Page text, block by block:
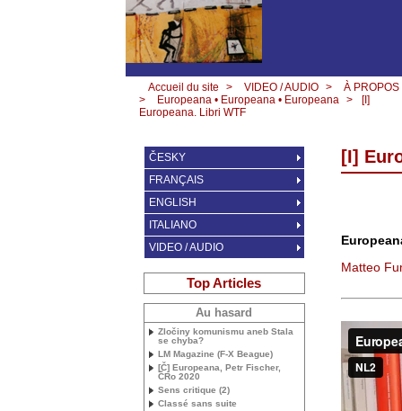
Accueil du site > VIDEO / AUDIO >
À PROPOS
>
Europeana • Europeana • Europeana >
[I]
Europeana. Libri WTF
[I]
Matteo
ČESKY
FRANÇAIS
ENGLISH
ITALIANO
VIDEO / AUDIO
Top Articles
Au hasard
Zločiny komunismu aneb Stala
se chyba?
LM Magazine (F-X Beague)
[Č] Europeana, Petr Fischer,
ČRo 2020
Sens critique (2)
Classé sans suite